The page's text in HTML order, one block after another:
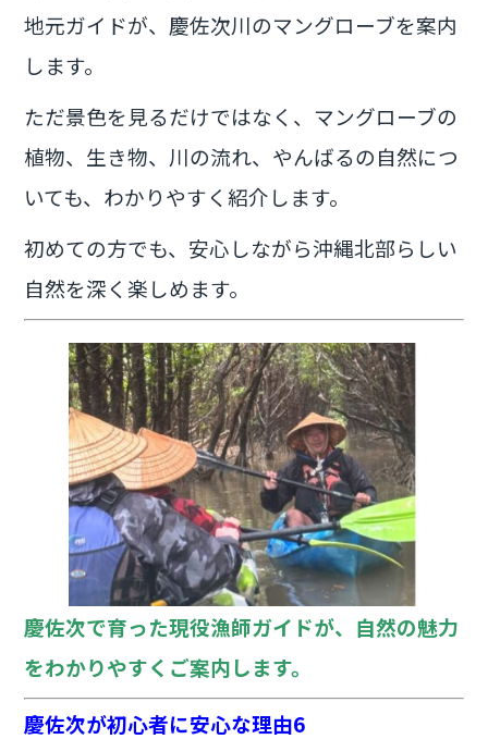
地元ガイドが、慶佐次川のマングローブを案内
します。
ただ景色を見るだけではなく、マングローブの
植物、生き物、川の流れ、やんばるの自然につ
いても、わかりやすく紹介します。
初めての方でも、安心しながら沖縄北部らしい
自然を深く楽しめます。
慶佐次で育った現役漁師ガイドが、自然の魅力
をわかりやすくご案内します。
慶佐次が初心者に安心な理由6